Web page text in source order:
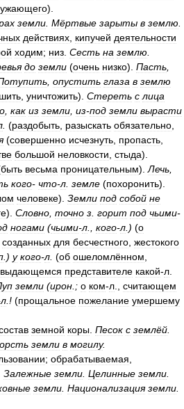
).
земли Мёртвые зарыты в землю
действиях кипучей деятельности
ходим; низ Сесть на землю
до земли (очень низко). Пасть
опустить глаза в землю
уничтожить). Стереть с лица
как из земли из-под земли вырасти
(раздобыть разыскать обязательно
(совершенно исчезнуть пропасть
большой неловкости стыда).
быть весьма проницательным). Лечь
кого- что-л земле (похоронить).
человеке). Земли под собой не
). Словно точно з горит под чьими-
ногами (чьими-л кого-л .) (о
созданных для бесчестного жестокого
.) у кого-л (об ошеломлённом
выдающемся представителе какой-л
земли (ирон .; о ком-л
считающем
л .! (прощальное пожелание умершему
земной коры Песок с землёй
земли в могилу.
; обрабатываемая
Залежные земли Целинные земли
земли Национализация земли